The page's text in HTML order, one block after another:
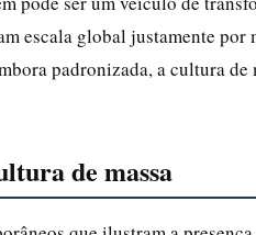
escala global justamente por
padronizada, a cultura
de massa